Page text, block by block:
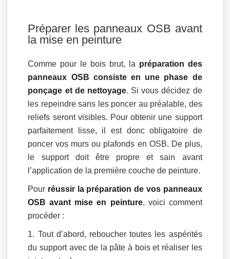
Préparer les panneaux OSB avant
la mise en peinture
Comme pour le bois brut, la préparation des
panneaux OSB consiste en une phase de
ponçage et de nettoyage. Si vous décidez de
les repeindre sans les poncer au préalable, des
reliefs seront visibles. Pour obtenir une support
parfaitement lisse, il est donc obligatoire de
poncer vos murs ou plafonds en OSB. De plus,
le support doit être propre et sain avant
l’application de la première couche de peinture.
Pour réussir la préparation de vos panneaux
OSB avant mise en peinture, voici comment
procéder :
Tout d’abord, reboucher toutes les aspérités
du support avec de la pâte à bois et réaliser les